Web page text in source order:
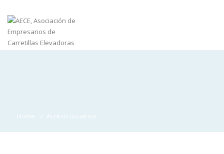
Home Acceso usuarios